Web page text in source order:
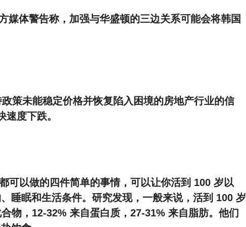
媒体警告称，加强与华盛顿的三边关系可能会将韩国
策未能稳定价格并恢复陷入困境的房地产行业的信
度下跌。
可以做的四件简单的事情，可以让你活到 100 岁以
睡眠和生活条件。研究发现，一般来说，活到 100 岁
物，12-32% 来自蛋白质，27-31% 来自脂肪。他们